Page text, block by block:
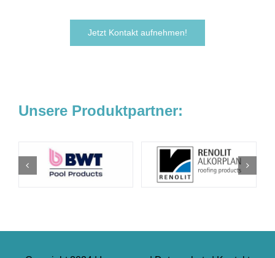
Jetzt Kontakt aufnehmen!
Unsere Produktpartner: